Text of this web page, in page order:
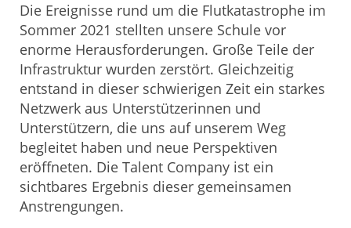
Die Ereignisse rund um die Flutkatastrophe im
Sommer 2021 stellten unsere Schule vor
enorme Herausforderungen. Große Teile der
Infrastruktur wurden zerstört. Gleichzeitig
entstand in dieser schwierigen Zeit ein starkes
Netzwerk aus Unterstützerinnen und
Unterstützern, die uns auf unserem Weg
begleitet haben und neue Perspektiven
eröffneten. Die Talent Company ist ein
sichtbares Ergebnis dieser gemeinsamen
Anstrengungen.